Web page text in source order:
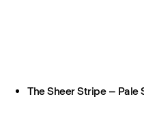
The Sheer Stripe – Pale